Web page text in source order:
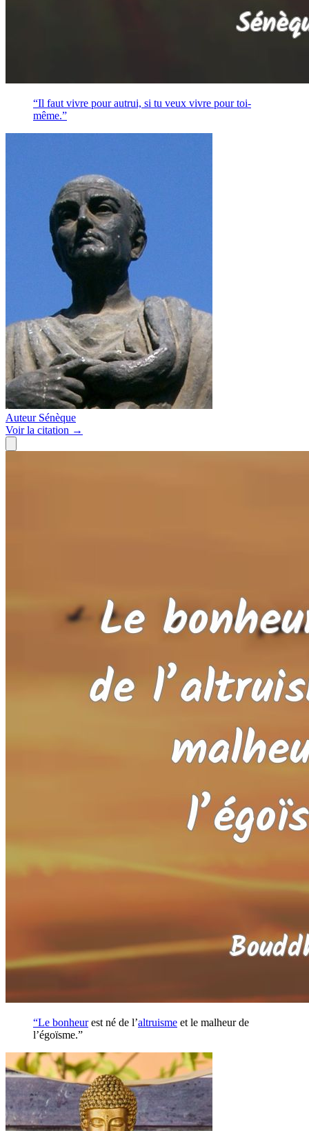
“Il faut vivre pour autrui, si tu veux vivre pour toi-
même.”
Auteur Sénèque
Voirla citation →
“Le bonheurest né de l’altruisme et le malheur de
l’égoïsme.”